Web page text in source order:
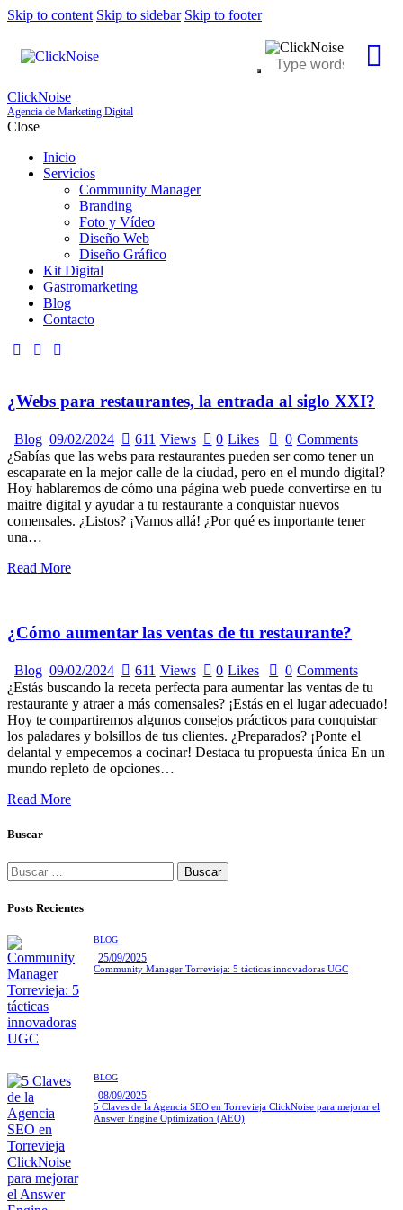
Skip to content Skip to sidebar Skip to footer
ClickNoise
Agencia de Marketing Digital
Close
Inicio
Servicios
Community Manager
Branding
Foto y Vídeo
Diseño Web
Diseño Gráfico
Kit Digital
Gastromarketing
Blog
Contacto
¿Webs para restaurantes, la entrada al siglo XXI?️
Blog 09/02/2024 611 Views 0 Likes 0 Comments
¿Sabías que las webs para restaurantes pueden ser como tener un
escaparate en la mejor calle de la ciudad, pero en el mundo digital?
Hoy hablaremos de cómo una página web puede convertirse en tu
maitre digital y ayudar a tu restaurante a conquistar nuevos
comensales. ¿Listos? ¡Vamos allá! ¿Por qué es importante tener
una…
Read More
¿Cómo aumentar las ventas de tu restaurante?️
Blog 09/02/2024 611 Views 0 Likes 0 Comments
¿Estás buscando la receta perfecta para aumentar las ventas de tu
restaurante y atraer a más comensales? ¡Estás en el lugar adecuado!
Hoy te compartiremos algunos consejos prácticos para conquistar
los paladares y bolsillos de tus clientes. ¿Preparados? ¡Ponte el
delantal y empecemos a cocinar! Destaca tu propuesta única En un
mundo repleto de opciones…
Read More
Buscar
Posts Recientes
BLOG
25/09/2025
Community Manager Torrevieja: 5 tácticas innovadoras UGC
BLOG
08/09/2025
5 Claves de la Agencia SEO en Torrevieja ClickNoise para mejorar el
Answer Engine Optimization (AEO)